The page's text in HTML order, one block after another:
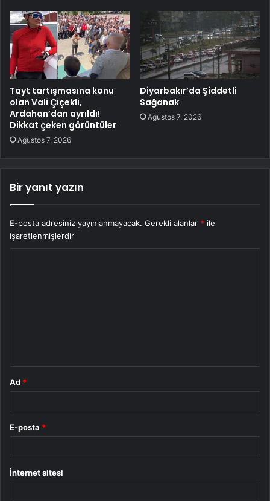
Tayt tartışmasına konu
olan Vali Çiçekli,
Ardahan’dan ayrıldı!
Dikkat çeken görüntüler
Ağustos 7, 2026
Diyarbakır’da Şiddetli
Sağanak
Ağustos 7, 2026
Bir yanıt yazın
E-posta adresiniz yayınlanmayacak. Gerekli alanlar * ile
işaretlenmişlerdir
Ad *
E-posta *
İnternet sitesi